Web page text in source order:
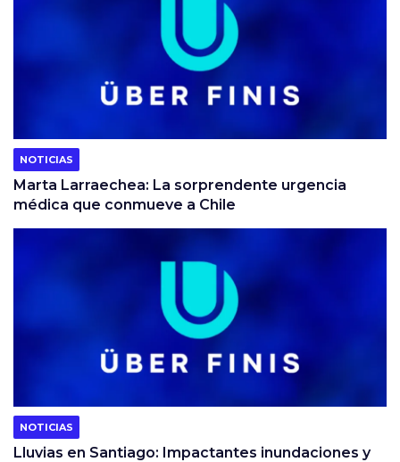
NOTICIAS
Marta Larraechea: La sorprendente urgencia
médica que conmueve a Chile
NOTICIAS
Lluvias en Santiago: Impactantes inundaciones y